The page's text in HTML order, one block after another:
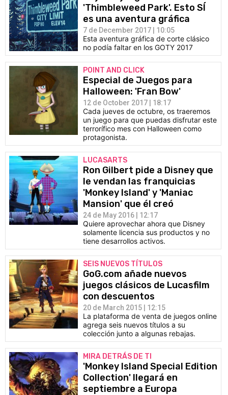
'Thimbleweed Park'. Esto SÍ
es una aventura gráfica
7 de December 2017 | 10:05
Esta aventura gráfica de corte clásico
no podía faltar en los GOTY 2017
POINT AND CLICK
Especial de Juegos para
Halloween: 'Fran Bow'
12 de October 2017 | 18:17
Cada jueves de octubre, os traeremos
un juego para que puedas disfrutar este
terrorífico mes con Halloween como
protagonista.
LUCASARTS
Ron Gilbert pide a Disney que
le vendan las franquicias
'Monkey Island' y 'Maniac
Mansion' que él creó
24 de May 2016 | 12:17
Quiere aprovechar ahora que Disney
solamente licencia sus productos y no
tiene desarrollos activos.
SEIS NUEVOS TÍTULOS
GoG.com añade nuevos
juegos clásicos de Lucasfilm
con descuentos
20 de March 2015 | 12:15
La plataforma de venta de juegos online
agrega seis nuevos títulos a su
colección junto a algunas rebajas.
MIRA DETRÁS DE TI
'Monkey Island Special Edition
Collection' llegará en
septiembre a Europa